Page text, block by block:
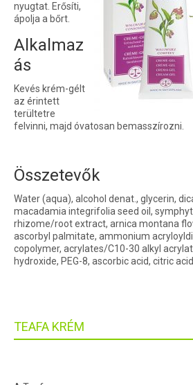
nyugtat. Erősíti,
ápolja a bőrt.
Alkalmaz
ás
Kevés krém-gélt
az érintett
terültetre
felvinni, majd óvatosan bemasszírozni.
Összetevők
Water (aqua), alcohol denat., glycerin,
macadamia integrifolia seed oil,
rhizome/root extract, arnica montana
ascorbyl palmitate, ammonium
copolymer, acrylates/C10-30 alkyl
hydroxide, PEG-8, ascorbic acid, citric acid.
TEAFA KRÉM